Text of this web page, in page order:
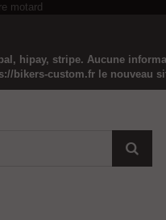
hipay, stripe. Aucune
bikers-custom.fr le nouveau